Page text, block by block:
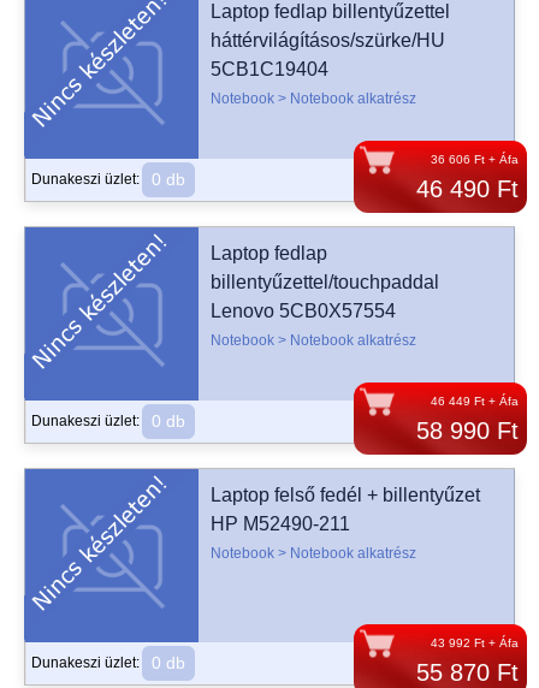
36 606 Ft + Áfa
46 490 Ft
Laptop fedlap billentyűzettel
háttérvilágításos/szürke/HU
5CB1C19404
Notebook > Notebook alkatrész
Dunakeszi üzlet: 0 db
46 449 Ft + Áfa
58 990 Ft
Laptop fedlap
billentyűzettel/touchpaddal
Lenovo 5CB0X57554
Notebook > Notebook alkatrész
Dunakeszi üzlet: 0 db
43 992 Ft + Áfa
55 870 Ft
Laptop felső fedél + billentyűzet
HP M52490-211
Notebook > Notebook alkatrész
Dunakeszi üzlet: 0 db